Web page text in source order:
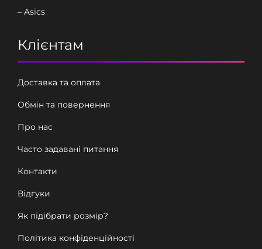
– Asics
Клієнтам
Доставка та оплата
Обмін та повернення
Про нас
Часто задавані питання
Контакти
Відгуки
Як підібрати розмір?
Політика конфіденційності